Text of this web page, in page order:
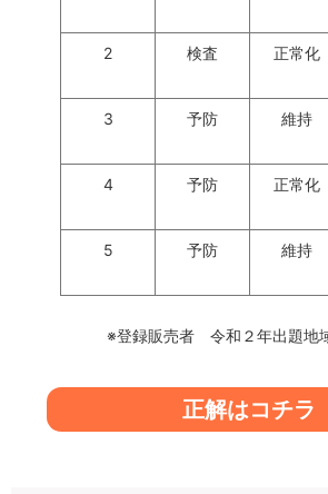
2 検査 正常化
3 予防 維持
4 予防 正常化
5 予防 維持
※登録販売者 令和２年出題地
正解はコチラ